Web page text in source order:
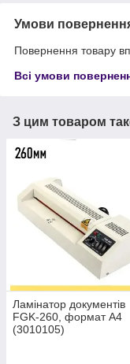
Умови
Повернення товару
Всі умови
З цим товаром
Ламінатор документів
FGK-260, формат А4
(3010105)